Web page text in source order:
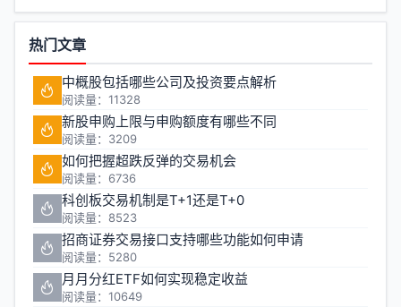
热门文章
中概股包括哪些公司及投资要点解析
阅读量：11328
新股申购上限与申购额度有哪些不同
阅读量：3209
如何把握超跌反弹的交易机会
阅读量：6736
科创板交易机制是T+1还是T+0
阅读量：8523
招商证券交易接口支持哪些功能如何申请
阅读量：5280
月月分红ETF如何实现稳定收益
阅读量：10649